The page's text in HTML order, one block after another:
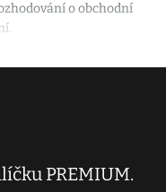
o obchodní
PREMIUM.